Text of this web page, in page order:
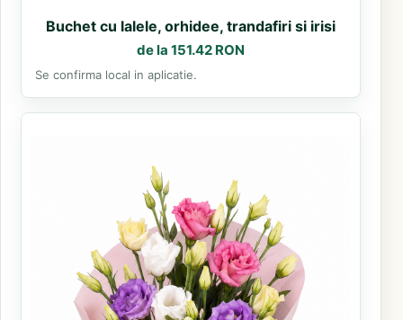
Buchet cu lalele, orhidee, trandafiri si irisi
de la 151.42 RON
Se confirma local in aplicatie.